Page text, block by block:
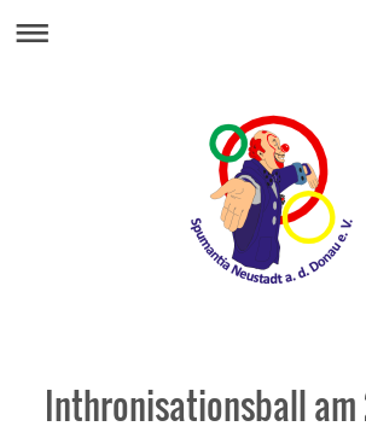
Inthronisationsball am